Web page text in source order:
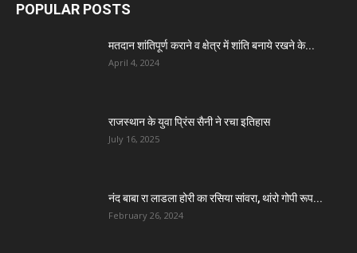
POPULAR POSTS
मतदान शांतिपूर्ण कराने व क्षेत्र में शांति बनाये रखने के...
April 4, 2024
राजस्थान के युवा प्रिंस सैनी ने रचा इतिहास
July 16, 2025
नंद बाबा रा लाडला होरी का रसिया सांवरा, थांरो गोपी रूप...
February 26, 2024